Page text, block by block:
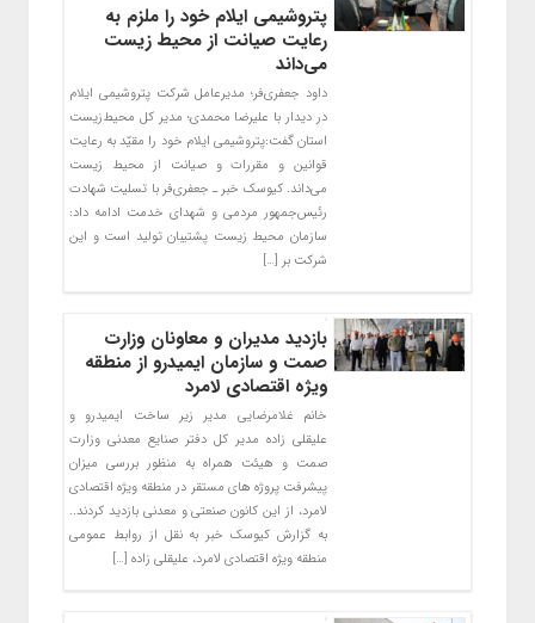
پتروشیمی ایلام خود را ملزم به
رعایت صیانت از محیط زیست
می‌داند
داود جعفری‌فر؛ مدیرعامل شرکت پتروشیمی ایلام
در دیدار با علیرضا محمدی؛ مدیر کل محیط‌زیست
استان گفت:پتروشیمی ایلام خود را مقیّد به رعایت
قوانین و مقررات و صیانت از محیط زیست
می‌داند. کیوسک خبر ـ جعفری‌فر با تسلیت شهادت
رئیس‌جمهور مردمی و شهدای خدمت ادامه داد:
سازمان محیط زیست پشتیبان تولید است و این
شرکت بر […]
بازدید مدیران و معاونان وزارت
صمت و سازمان ایمیدرو از منطقه
ویژه اقتصادی لامرد
خانم غلامرضایی مدیر زیر ساخت ایمیدرو و
علیقلی زاده مدیر کل دفتر صنایع معدنی وزارت
صمت و هیئت همراه به منظور بررسی میزان
پیشرفت پروژه های مستقر در منطقه ویژه اقتصادی
لامرد، از این کانون صنعتی و معدنی بازدید کردند..
به گزارش کیوسک خبر به نقل از روابط عمومی
منطقه ویژه اقتصادی لامرد، علیقلی زاده […]